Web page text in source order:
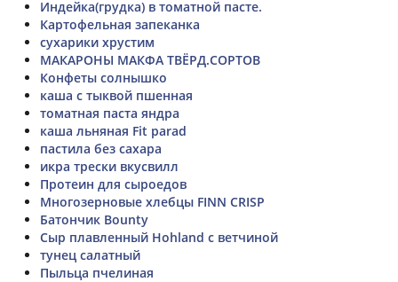
Индейка(грудка) в томатной пасте.
Картофельная запеканка
сухарики хрустим
МАКАРОНЫ МАКФА ТВЁРД.СОРТОВ
Конфеты солнышко
каша с тыквой пшенная
томатная паста яндра
каша льняная Fit parad
пастила без сахара
икра трески вкусвилл
Протеин для сыроедов
Многозерновые хлебцы FINN CRISP
Батончик Bounty
Сыр плавленный Hohland с ветчиной
тунец салатный
Пыльца пчелиная